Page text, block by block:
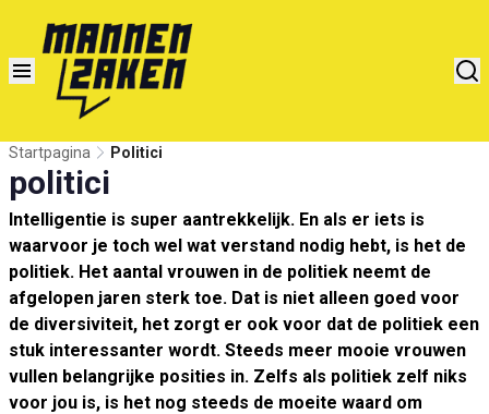
Startpagina Politici
politici
Intelligentie is super aantrekkelijk. En als er iets is
waarvoor je toch wel wat verstand nodig hebt, is het de
politiek. Het aantal vrouwen in de politiek neemt de
afgelopen jaren sterk toe. Dat is niet alleen goed voor
de diversiviteit, het zorgt er ook voor dat de politiek een
stuk interessanter wordt. Steeds meer mooie vrouwen
vullen belangrijke posities in. Zelfs als politiek zelf niks
voor jou is, is het nog steeds de moeite waard om